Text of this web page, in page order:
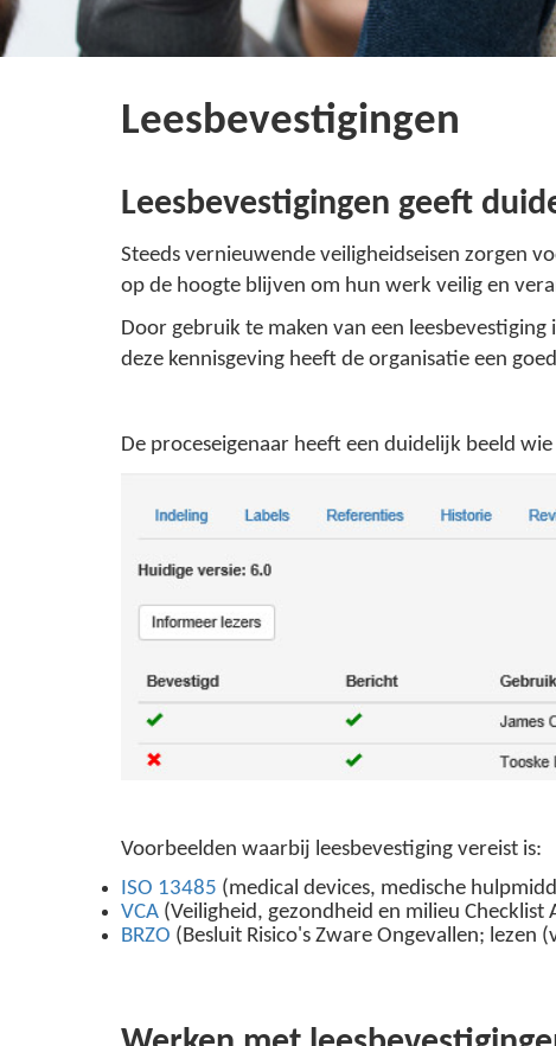
Leesbevestigingen
Leesbevestigingen geeft
Steeds vernieuwende veiligheidseisen zorgen
op de hoogte blijven om hun werk veilig en
Door gebruik te maken van een leesbevestiging
deze kennisgeving heeft de organisatie een
De proceseigenaar heeft een duidelijk beeld
Voorbeelden waarbij leesbevestiging vereist is:
ISO 13485 (medical devices, medische
VCA (Veiligheid, gezondheid en milieu
BRZO (Besluit Risico's Zware Ongevallen; lezen